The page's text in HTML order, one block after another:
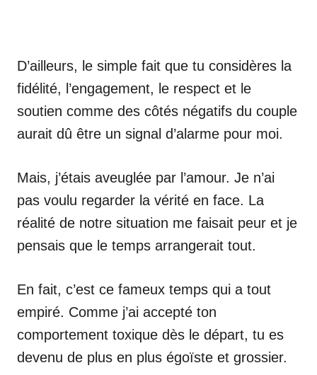
D’ailleurs, le simple fait que tu considères la
fidélité, l’engagement, le respect et le
soutien comme des côtés négatifs du couple
aurait dû être un signal d’alarme pour moi.
Mais, j’étais aveuglée par l’amour. Je n’ai
pas voulu regarder la vérité en face. La
réalité de notre situation me faisait peur et je
pensais que le temps arrangerait tout.
En fait, c’est ce fameux temps qui a tout
empiré. Comme j’ai accepté ton
comportement toxique dès le départ, tu es
devenu de plus en plus égoïste et grossier.